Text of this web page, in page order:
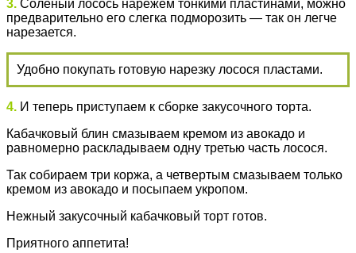
3. Соленый лосось нарежем тонкими пластинами, можно
предварительно его слегка подморозить — так он легче
нарезается.
Удобно покупать готовую нарезку лосося пластами.
4. И теперь приступаем к сборке закусочного торта.
Кабачковый блин смазываем кремом из авокадо и
равномерно раскладываем одну третью часть лосося.
Так собираем три коржа, а четвертым смазываем только
кремом из авокадо и посыпаем укропом.
Нежный закусочный кабачковый торт готов.
Приятного аппетита!